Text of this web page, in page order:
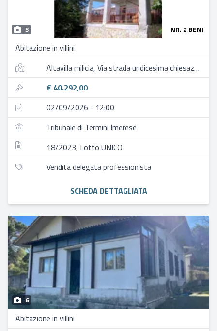
5 NR. 2 BENI
Abitazione in villini
Altavilla milicia, Via strada undicesima chiesazza - via san michele 4
€ 40.292,00
02/09/2026 - 12:00
Tribunale di Termini Imerese
18/2023, Lotto UNICO
Vendita delegata professionista
SCHEDA DETTAGLIATA
6
Abitazione in villini